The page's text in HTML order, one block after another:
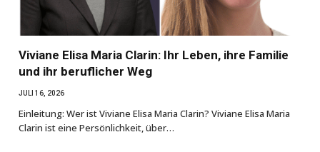
Viviane Elisa Maria Clarin: Ihr Leben, ihre Familie
und ihr beruflicher Weg
JULI 16, 2026
Einleitung: Wer ist Viviane Elisa Maria Clarin? Viviane Elisa Maria
Clarin ist eine Persönlichkeit, über…